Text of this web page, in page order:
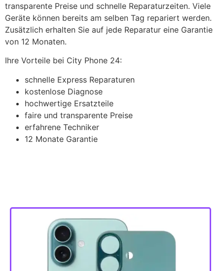
transparente Preise und schnelle Reparaturzeiten. Viele
Geräte können bereits am selben Tag repariert werden.
Zusätzlich erhalten Sie auf jede Reparatur eine Garantie
von 12 Monaten.
Ihre Vorteile bei City Phone 24:
schnelle Express Reparaturen
kostenlose Diagnose
hochwertige Ersatzteile
faire und transparente Preise
erfahrene Techniker
12 Monate Garantie